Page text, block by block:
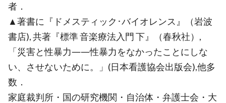
者．
▲著書に『ドメスティック･バイオレンス』（岩波
書店), 共著『標準 音楽療法入門 下』（春秋社）,
「災害と性暴力――性暴力をなかったことにしな
い、させないために。」(日本看護協会出版会),他多
数．
家庭裁判所・国の研究機関・自治体・弁護士会・大